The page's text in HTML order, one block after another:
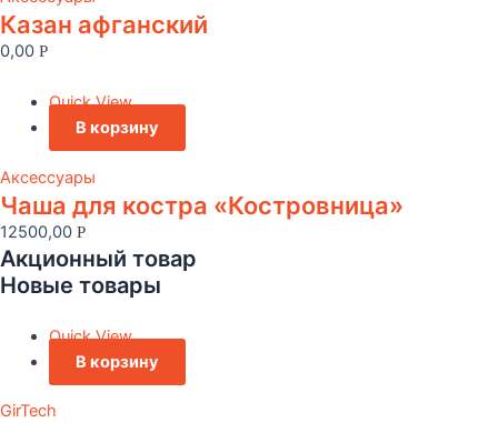
Казан афганский
0,00 Р
Quick View
В корзину
Аксессуары
Чаша для костра «Костровница»
12500,00 Р
Акционный товар
Новые товары
Quick View
В корзину
GirTech